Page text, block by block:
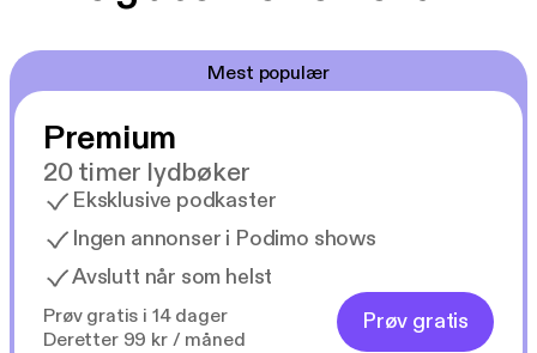
Mest populær
Premium
20 timer lydbøker
Eksklusive podkaster
Ingen annonser i Podimo shows
Avslutt når som helst
Prøv gratis i 14 dager
Deretter 99 kr / måned
Prøv gratis